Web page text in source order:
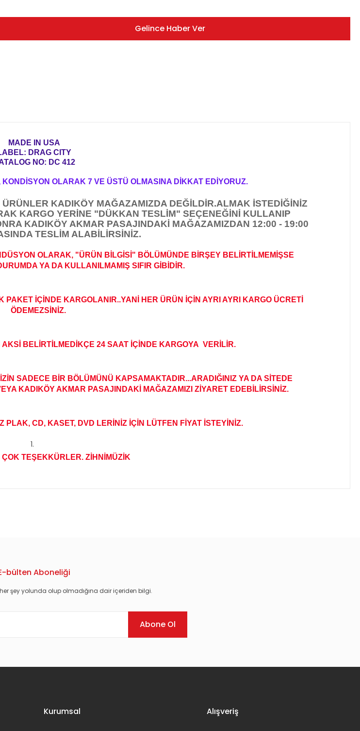
Gelince Haber Ver
MADE IN USA
DRAG CITY
NO: DC 412
OLARAK 7 VE ÜSTÜ OLMASINA DİKKAT EDİYORUZ.
KADIKÖY MAĞAZAMIZDA DEĞİLDİR.ALMAK İSTEDİĞİNİZ
KARGO YERİNE "DÜKKAN TESLİM" SEÇENEĞİNİ KULLANIP
KADIKÖY AKMAR PASAJINDAKİ MAĞAZAMIZDAN 12:00 - 19:00
TESLİM ALABİLİRSİNİZ.
OLARAK, "ÜRÜN BİLGİSİ" BÖLÜMÜNDE BİRŞEY BELİRTİLMEMİŞSE
YA DA KULLANILMAMIŞ SIFIR GİBİDİR.
İÇİNDE KARGOLANIR..YANİ HER ÜRÜN İÇİN AYRI AYRI KARGO ÜCRETİ
ÖDEMEZSİNİZ.
BELİRTİLMEDİKÇE 24 SAAT İÇİNDE KARGOYA VERİLİR.
SADECE BİR BÖLÜMÜNÜ KAPSAMAKTADIR...ARADIĞINIZ YA DA SİTEDE
KADIKÖY AKMAR PASAJINDAKİ MAĞAZAMIZI ZİYARET EDEBİLİRSİNİZ.
PLAK, CD, KASET, DVD LERİNİZ İÇİN LÜTFEN FİYAT İSTEYİNİZ.
ÇOK TEŞEKKÜRLER. ZİHNİMÜZİK
bülten Aboneliği
şey yolunda olup olmadığına dair içeriden bilgi.
Abone Ol
Kurumsal Alışveriş